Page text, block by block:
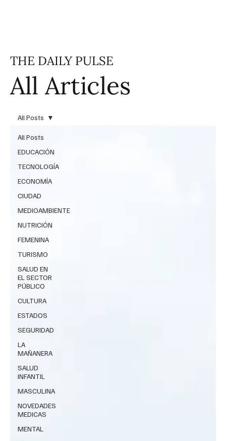
All Articles
THE DAILY PULSE
All Posts
EDUCACIÓN
TECNOLOGÍA
ECONOMÍA
CIUDAD
MEDIOAMBIENTE
NUTRICIÓN
FEMENINA
TURISMO
SALUD EN
EL SECTOR
PÚBLICO
CULTURA
ESTADOS
SEGURIDAD
LA
MAÑANERA
SALUD
INFANTIL
MASCULINA
NOVEDADES
MEDICAS
MENTAL
All Posts